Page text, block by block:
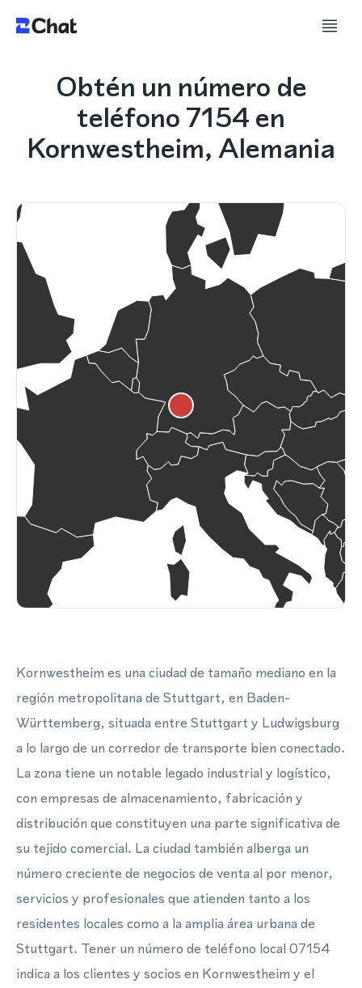
Obtén un número de
teléfono 7154 en
Kornwestheim, Alemania
Kornwestheim es una ciudad de tamaño mediano en la
región metropolitana de Stuttgart, en Baden-
Württemberg, situada entre Stuttgart y Ludwigsburg
a lo largo de un corredor de transporte bien conectado.
La zona tiene un notable legado industrial y logístico,
con empresas de almacenamiento, fabricación y
distribución que constituyen una parte significativa de
su tejido comercial. La ciudad también alberga un
número creciente de negocios de venta al por menor,
servicios y profesionales que atienden tanto a los
residentes locales como a la amplia área urbana de
Stuttgart. Tener un número de teléfono local 07154
indica a los clientes y socios en Kornwestheim y el